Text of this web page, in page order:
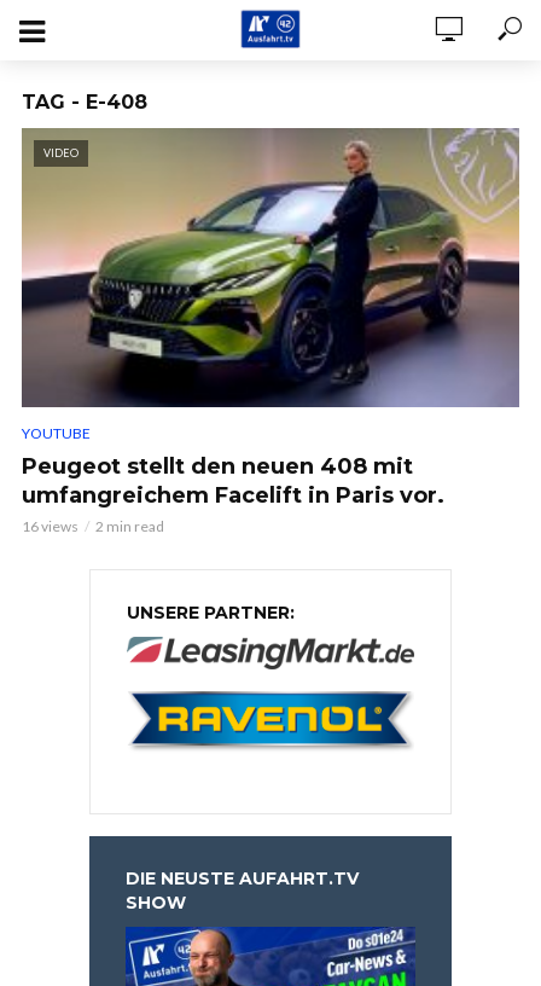
TAG - E-408
VIDEO
YOUTUBE
Peugeot stellt den neuen 408 mit
umfangreichem Facelift in Paris vor.
16 views 2 min read
UNSERE PARTNER:
DIE NEUSTE AUFAHRT.TV
SHOW